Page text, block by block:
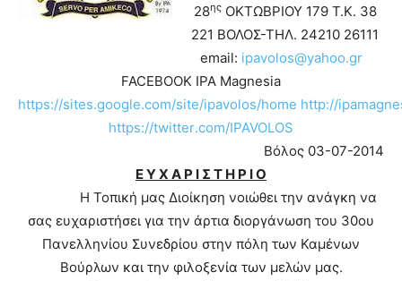
28ηςΟΚΤΩΒΡΙΟΥ 179 Τ.Κ. 38
221 ΒΟΛΟΣ-ΤΗΛ. 24210 26111
email: ipavolos@yahoo.gr
FACEBOOK IPA Magnesia
https://sites.google.com/site/ipavolos/home http://
https://twitter.com/IPAVOLOS
Βόλος 03-07-2014
Ε Υ Χ Α Ρ Ι Σ Τ Η Ρ Ι Ο
Η Τοπική μας Διοίκηση νοιώθει την ανάγκη να
σας ευχαριστήσει για την άρτια διοργάνωση του 30ου
Πανελληνίου Συνεδρίου στην πόλη των Καμένων
Βούρλων και την φιλοξενία των μελών μας.